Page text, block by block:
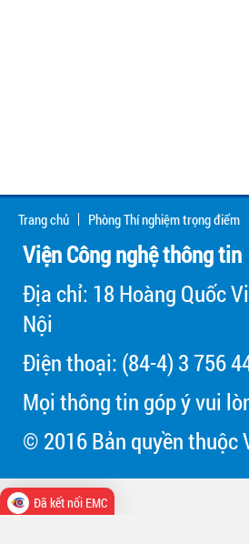
Trang chủ Phòng Thí nghiệm trọng điểm
Viện Công nghệ thông tin
Địa chỉ: 18 Hoàng Quốc
Nội
Điện thoại: (84-4) 3 756
Mọi thông tin góp ý vui
© 2016 Bản quyền thuộc
Đã kết nối EMC